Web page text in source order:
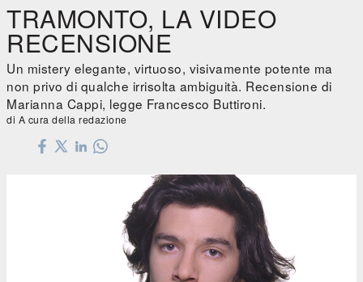
TRAMONTO, LA VIDEO
RECENSIONE
Un mistery elegante, virtuoso, visivamente potente ma
non privo di qualche irrisolta ambiguità. Recensione di
Marianna Cappi, legge Francesco Buttironi.
di A cura della redazione